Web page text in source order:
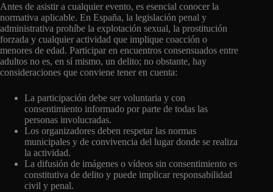
Antes de asistir a cualquier evento, es esencial conocer la
normativa aplicable. En España, la legislación penal y
administrativa prohíbe la explotación sexual, la prostitución
forzada y cualquier actividad que implique coacción o
menores de edad. Participar en encuentros consensuados entre
adultos no es, en sí mismo, un delito; no obstante, hay
consideraciones que conviene tener en cuenta:
La participación debe ser voluntaria y con
consentimiento informado por parte de todas las
personas involucradas.
Los organizadores deben respetar las normas
municipales y de convivencia del lugar donde se realiza
la actividad.
La difusión de imágenes o vídeos sin consentimiento es
constitutiva de delito y puede implicar responsabilidad
civil y penal.